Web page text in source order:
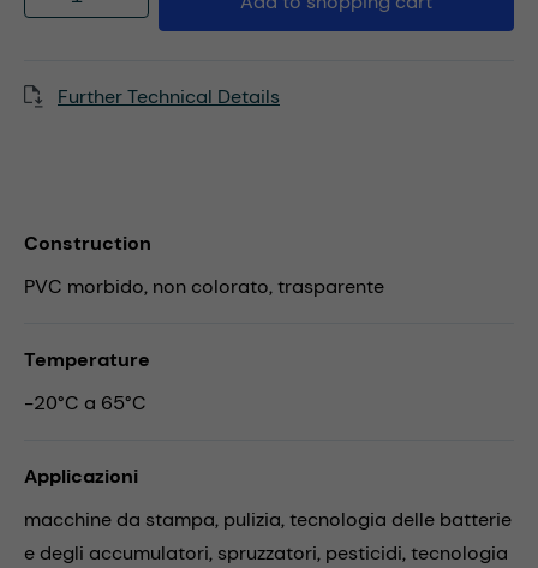
Further Technical Details
Construction
PVC morbido, non colorato, trasparente
Temperature
-20°C a 65°C
Applicazioni
macchine da stampa, pulizia,tecnologia delle batterie
e degli accumulatori, spruzzatori, pesticidi,tecnologia